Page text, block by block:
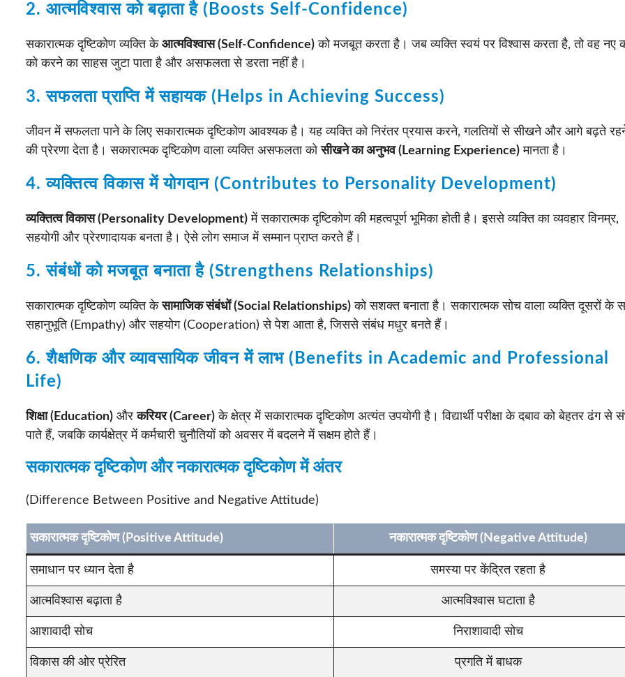
2. आत्मविश्वास को बढ़ाता है (Boosts Self-Confidence)
सकारात्मक दृष्टिकोण व्यक्ति के आत्मविश्वास (Self-Confidence) को मजबूत करता है। जब व्यक्ति स्वयं पर विश्वास करता है, तो वह नए
को करने का साहस जुटा पाता है और असफलता से डरता नहीं है।
3. सफलता प्राप्ति में सहायक (Helps in Achieving Success)
जीवन में सफलता पाने के लिए सकारात्मक दृष्टिकोण आवश्यक है। यह व्यक्ति को निरंतर प्रयास करने, गलतियों से सीखने और आगे बढ़ते
की प्रेरणा देता है। सकारात्मक दृष्टिकोण वाला व्यक्ति असफलता कोसीखने का अनुभव (Learning Experience) मानता है।
4. व्यक्तित्व विकास में योगदान (Contributes to Personality Development)
व्यक्तित्व विकास (Personality Development) में सकारात्मक दृष्टिकोण की महत्वपूर्ण भूमिका होती है। इससे व्यक्ति का व्यवहार विनम्र,
सहयोगी और प्रेरणादायक बनता है। ऐसे लोग समाज में सम्मान प्राप्त करते हैं।
5. संबंधों को मजबूत बनाता है (Strengthens Relationships)
सकारात्मक दृष्टिकोण व्यक्ति केसामाजिक संबंधों (Social Relationships) को सशक्त बनाता है। सकारात्मक सोच वाला व्यक्ति दूसरों के
सहानुभूति (Empathy) और सहयोग (Cooperation) से पेश आता है, जिससे संबंध मधुर बनते हैं।
6. शैक्षणिक और व्यावसायिक जीवन में लाभ (Benefits in Academic and Professional
Life)
शिक्षा (Education) औरकरियर (Career) के क्षेत्र में सकारात्मक दृष्टिकोण अत्यंत उपयोगी है। विद्यार्थी परीक्षा के दबाव को बेहतर ढंग से
पाते हैं, जबकि कार्यक्षेत्र में कर्मचारी चुनौतियों को अवसर में बदलने में सक्षम होते हैं।
सकारात्मक दृष्टिकोण और नकारात्मक दृष्टिकोण में अंतर
(Difference Between Positive and Negative Attitude)
सकारात्मक दृष्टिकोण (Positive Attitude) नकारात्मक दृष्टिकोण (Negative Attitude)
समाधान पर ध्यान देता है समस्या पर केंद्रित रहता है
आत्मविश्वास बढ़ाता है आत्मविश्वास घटाता है
आशावादी सोच निराशावादी सोच
विकास की ओर प्रेरित प्रगति में बाधक